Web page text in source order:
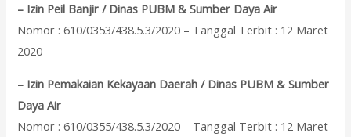
– Izin Peil Banjir / Dinas PUBM & Sumber Daya Air
Nomor : 610/0353/438.5.3/2020 – Tanggal Terbit : 12 Maret
2020
– Izin Pemakaian Kekayaan Daerah / Dinas PUBM & Sumber
Daya Air
Nomor : 610/0355/438.5.3/2020 – Tanggal Terbit : 12 Maret